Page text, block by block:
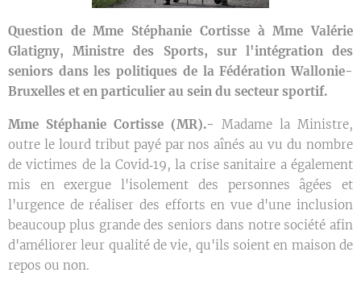
Question de Mme Stéphanie Cortisse à Mme Valérie
Glatigny, Ministre des Sports, sur l'intégration des
seniors dans les politiques de la Fédération Wallonie-
Bruxelles et en particulier au sein du secteur sportif.
Mme Stéphanie Cortisse (MR).- Madame la Ministre,
outre le lourd tribut payé par nos aînés au vu du nombre
de victimes de la Covid‑19, la crise sanitaire a également
mis en exergue l'isolement des personnes âgées et
l'urgence de réaliser des efforts en vue d'une inclusion
beaucoup plus grande des seniors dans notre société afin
d'améliorer leur qualité de vie, qu'ils soient en maison de
repos ou non.